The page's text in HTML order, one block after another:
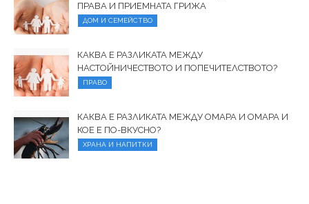
ПРАВА И ПРИЕМНАТА ГРИЖА
ДОМ И СЕМЕЙСТВО
КАКВА Е РАЗЛИКАТА МЕЖДУ
НАСТОЙНИЧЕСТВОТО И ПОПЕЧИТЕЛСТВОТО?
ПРАВО
КАКВА Е РАЗЛИКАТА МЕЖДУ ОМАРА И ОМАРА И
КОЕ Е ПО-ВКУСНО?
ХРАНА И НАПИТКИ